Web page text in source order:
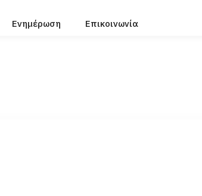
Ενημέρωση Επικοινωνία